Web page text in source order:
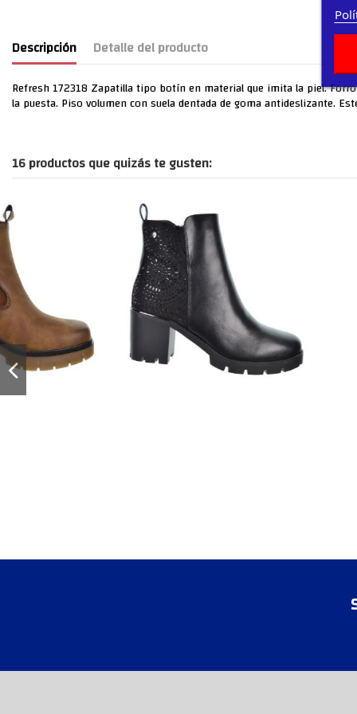
Descripción Detalle del producto
Refresh 172318 Zapatilla tipo botín en material que imita la piel.
la puesta. Piso volumen con suela dentada de goma antideslizante.
16 productos que quizás te gusten: